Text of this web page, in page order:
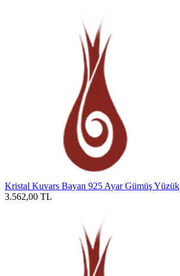
Kristal Kuvars Bayan 925 Ayar Gümüş Yüzük
3.562,00 TL